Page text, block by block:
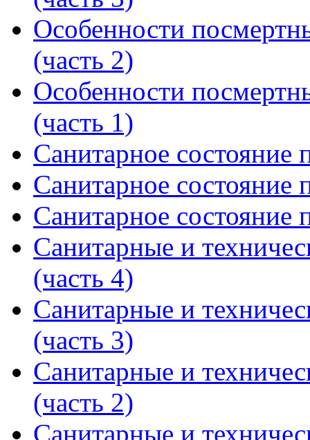
Особенности
(часть 2)
Особенности
(часть 1)
Санитарное состояние
Санитарное состояние
Санитарное состояние
Санитарные и
(часть 4)
Санитарные и
(часть 3)
Санитарные и
(часть 2)
Санитарные и